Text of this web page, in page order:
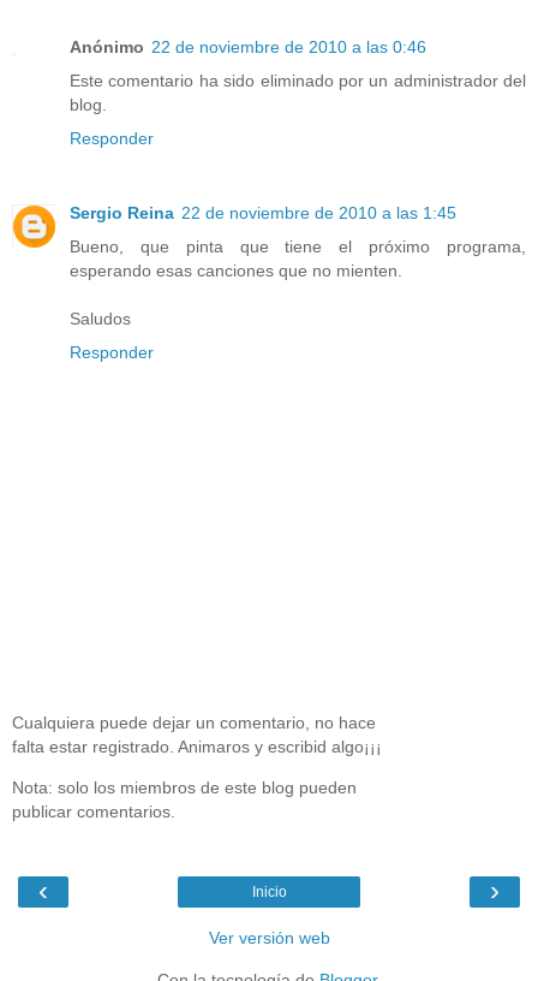
Anónimo 22 de noviembre de 2010 a las 0:46
Este comentario ha sido eliminado por un administrador del
blog.
Responder
Sergio Reina 22 de noviembre de 2010 a las 1:45
Bueno, que pinta que tiene el próximo programa,
esperando esas canciones que no mienten.
Saludos
Responder
Cualquiera puede dejar un comentario, no hace
falta estar registrado. Animaros y escribid algo¡¡¡
Nota: solo los miembros de este blog pueden
publicar comentarios.
‹ ›
Inicio
Ver versión web